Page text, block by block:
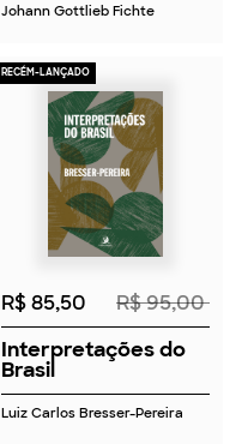
Johann Gottlieb Fichte
RECÉM-LANÇADO
2026
R$ 85,50
R$ 95,00
Interpretações do
Brasil
Luiz Carlos Bresser-Pereira